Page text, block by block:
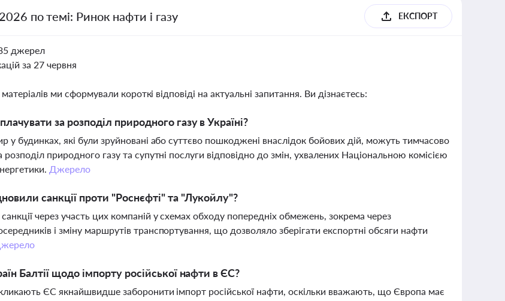
по темі: Ринок нафти і газу ЕКСПОРТ
джерел
за 27 червня
ми сформували короткі відповіді на актуальні запитання. Ви дізнаєтесь:
за розподіл природного газу в Україні?
у будинках, які були зруйновані або суттєво пошкоджені внаслідок бойових дій, можуть тимчасово
розподіл природного газу та супутні послуги відповідно до змін, ухвалених Національною комісією
Джерело
санкції проти "Роснєфті" та "Лукойлу"?
через участь цих компаній у схемах обходу попередніх обмежень, зокрема через
і зміну маршрутів транспортування, що дозволяло зберігати експортні обсяги нафти
Балтії щодо імпорту російської нафти в ЄС?
ЄС якнайшвидше заборонити імпорт російської нафти, оскільки вважають, що Європа має